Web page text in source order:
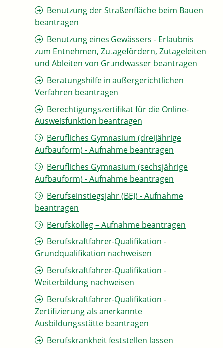
Benutzung der Straßenfläche beim Bauen
beantragen
Benutzung eines Gewässers - Erlaubnis
zum Entnehmen, Zutagefördern, Zutageleiten
und Ableiten von Grundwasser beantragen
Beratungshilfe in außergerichtlichen
Verfahren beantragen
Berechtigungszertifikat für die Online-
Ausweisfunktion beantragen
Berufliches Gymnasium (dreijährige
Aufbauform) - Aufnahme beantragen
Berufliches Gymnasium (sechsjährige
Aufbauform) - Aufnahme beantragen
Berufseinstiegsjahr (BEJ) - Aufnahme
beantragen
Berufskolleg – Aufnahme beantragen
Berufskraftfahrer-Qualifikation -
Grundqualifikation nachweisen
Berufskraftfahrer-Qualifikation -
Weiterbildung nachweisen
Berufskraftfahrer-Qualifikation -
Zertifizierung als anerkannte
Ausbildungsstätte beantragen
Berufskrankheit feststellen lassen